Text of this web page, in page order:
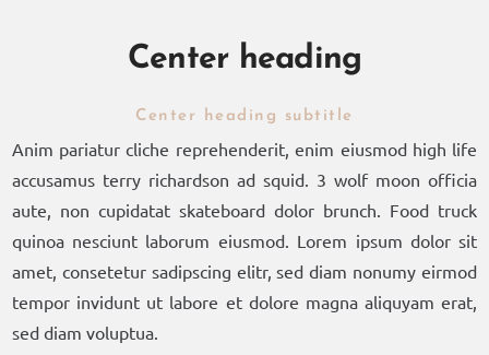
Center heading
Center heading subtitle
Anim pariatur cliche reprehenderit, enim eiusmod high life
accusamus terry richardson ad squid. 3 wolf moon officia
aute, non cupidatat skateboard dolor brunch. Food truck
quinoa nesciunt laborum eiusmod. Lorem ipsum dolor sit
amet, consetetur sadipscing elitr, sed diam nonumy eirmod
tempor invidunt ut labore et dolore magna aliquyam erat,
sed diam voluptua.